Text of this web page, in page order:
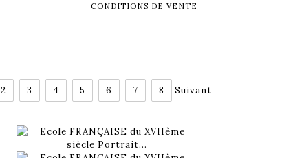
CONDITIONS DE VENTE
2 3 4 5 6 7 8 Suivant